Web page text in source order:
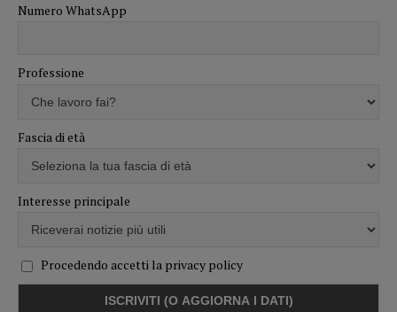
Numero WhatsApp
Professione
Fascia di età
Interesse principale
Procedendo accetti la privacy policy